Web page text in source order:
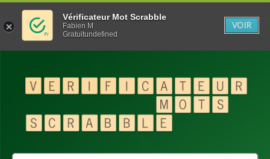
Vérificateur Mot Scrabble
Fabien M
Gratuitundefined
VOIR